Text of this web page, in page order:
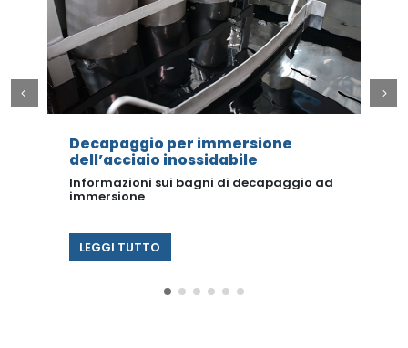
Decapaggio per immersione
dell’acciaio inossidabile
Informazioni sui bagni di decapaggio ad
immersione
LEGGI TUTTO